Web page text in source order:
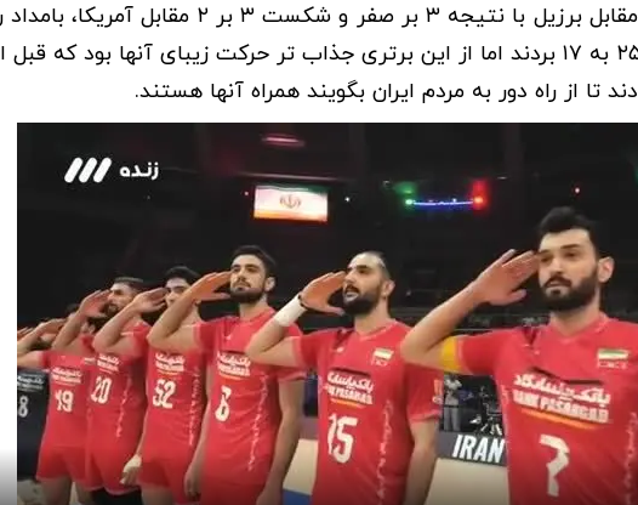
والیبالیست های ایران بعد از شکست مقابل برزیل با نتیجه ۳
اسلوونی رفتند و ست اول را با نتیجه ۲۵ به ۱۷ بردند اما از این برتری جذاب تر حرکت زیبای آنها
از راه دور به مردم ایران بگویند همراه آنها هستند.